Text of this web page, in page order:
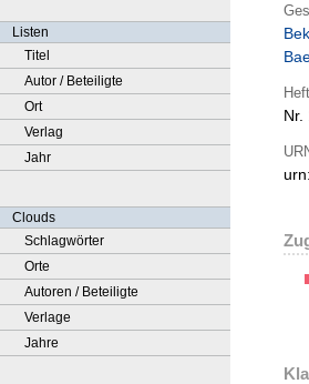
Listen
Titel
Autor / Beteiligte
Ort
Verlag
Jahr
Clouds
Schlagwörter
Orte
Autoren / Beteiligte
Verlage
Jahre
Heft
Nr.